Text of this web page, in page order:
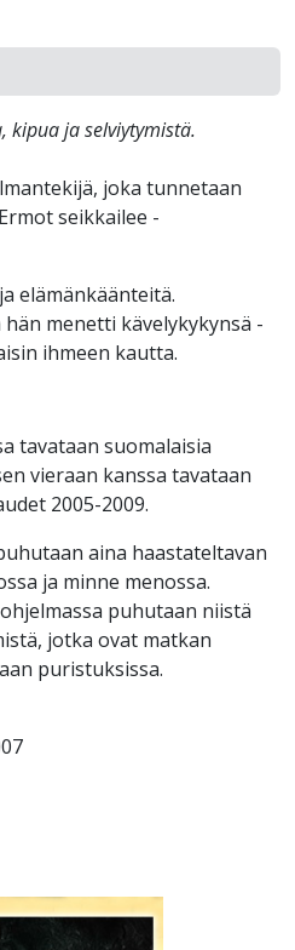
kipua ja selviytymistä.
joka tunnetaan
seikkailee -
elämänkäänteitä.
menetti kävelykykynsä -
ihmeen kautta.
tavataan suomalaisia
vieraan kanssa tavataan
2005-2009.
aina haastateltavan
ja minne menossa.
puhutaan niistä
jotka ovat matkan
puristuksissa.